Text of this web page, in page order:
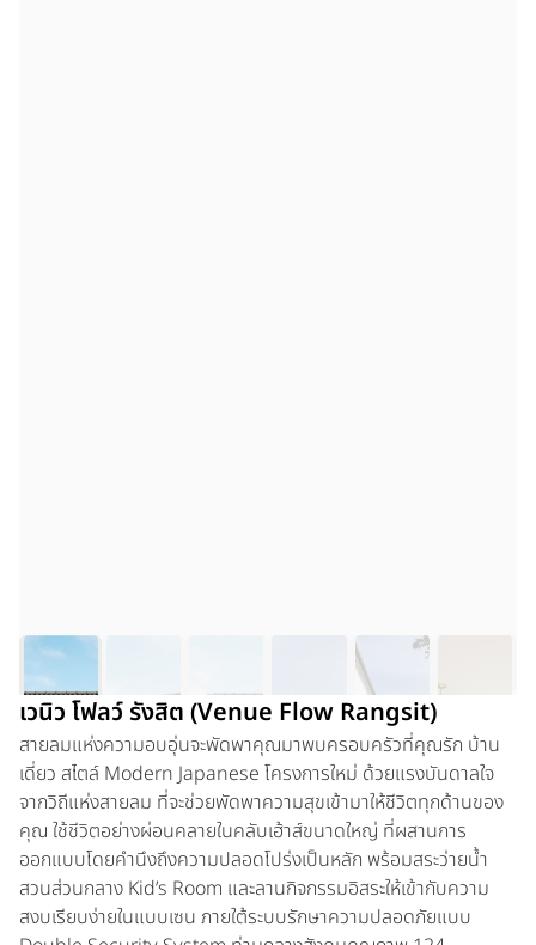
เวนิว โฟลว์ รังสิต (Venue Flow Rangsit)
สายลมแห่งความอบอุ่นจะพัดพาคุณมาพบครอบครัวที่คุณรัก บ้าน
เดี่ยว สไตล์ Modern Japanese โครงการใหม่ ด้วยแรงบันดาลใจ
จากวิถีแห่งสายลม ที่จะช่วยพัดพาความสุขเข้ามาให้ชีวิตทุกด้านของ
คุณ ใช้ชีวิตอย่างผ่อนคลายในคลับเฮ้าส์ขนาดใหญ่ ที่ผสานการ
ออกแบบโดยคำนึงถึงความปลอดโปร่งเป็นหลัก พร้อมสระว่ายน้ำ
สวนส่วนกลาง Kid’s Room และลานกิจกรรมอิสระให้เข้ากับความ
สงบเรียบง่ายในแบบเซน ภายใต้ระบบรักษาความปลอดภัยแบบ